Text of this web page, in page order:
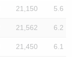
21,150 5.6
21,562 6.2
21,450 6.1